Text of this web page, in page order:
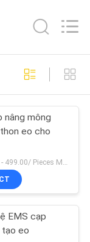
sản xuất trực
nâng mông
eo cho
US $208.00 - 499.00/ Pieces MOQ:1 miếng
EMS cạp
tạo eo